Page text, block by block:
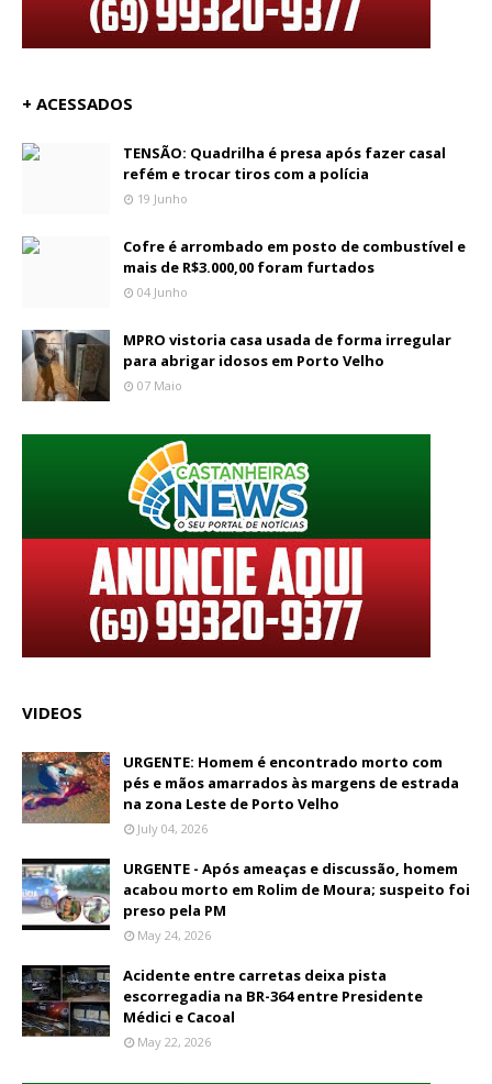
+ ACESSADOS
TENSÃO: Quadrilha é presa após fazer casal
refém e trocar tiros com a polícia
19 Junho
Cofre é arrombado em posto de combustível e
mais de R$3.000,00 foram furtados
04 Junho
MPRO vistoria casa usada de forma irregular
para abrigar idosos em Porto Velho
07 Maio
VIDEOS
URGENTE: Homem é encontrado morto com
pés e mãos amarrados às margens de estrada
na zona Leste de Porto Velho
July 04, 2026
URGENTE - Após ameaças e discussão, homem
acabou morto em Rolim de Moura; suspeito foi
preso pela PM
May 24, 2026
Acidente entre carretas deixa pista
escorregadia na BR-364 entre Presidente
Médici e Cacoal
May 22, 2026